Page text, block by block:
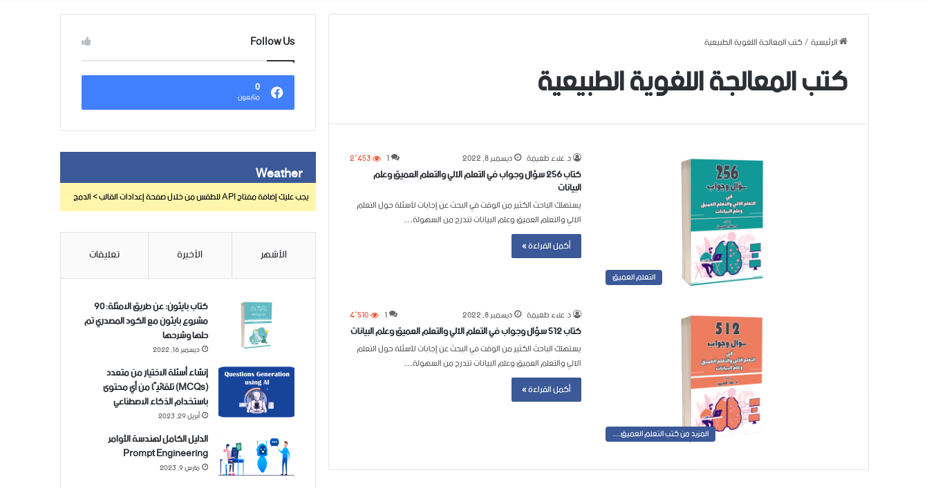
الرئيسية/كتب المعالجة اللغوية الطبيعية
كتب المعالجة اللغوية الطبيعية
التعلم العميق
د. علاء طعيمة ديسمبر 8, 2022 1 2٬453
كتاب 256 سؤال وجواب في التعلم الآلي والتعلم العميق وعلم
البيانات
يستهلك الباحث الكثير من الوقت في البحث عن إجابات لأسئلة حول التعلم
الآلي والتعلم العميق وعلم البيانات تندرج من السهولة…
أكمل القراءة »
المزيد من كتب التعلم العميق......
د. علاء طعيمة ديسمبر 8, 2022 1 4٬510
كتاب 512 سؤال وجواب في التعلم الآلي والتعلم العميق وعلم البيانات
يستهلك الباحث الكثير من الوقت في البحث عن إجابات لأسئلة حول التعلم
الآلي والتعلم العميق وعلم البيانات تندرج من السهولة…
أكمل القراءة »
Follow Us
0
متابعون
Weather
يجب عليك إضافة مفتاح API للطقس من خلال صفحة إعدادات القالب > الدمج
الأشهر الأخيرة تعليقات
كتاب بايثون: عن طريق الامثلة: 90
مشروع بايثون مع الكود المصدري تم
حلها وشرحها
ديسمبر 16, 2022
إنشاء أسئلة الاختيار من متعدد
(MCQs) تلقائيًا من أي محتوى
باستخدام الذكاء الاصطناعي
أبريل 29, 2023
الدليل الكامل لهندسة الأوامر
Prompt Engineering
مارس 9, 2023